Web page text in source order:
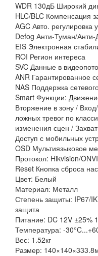
WDR 130дБ Широкий
HLC/BLC Компенсация
AGC Авто. регулировка
Defog Анти-Туман/
EIS Электронная
ROI Регион интереса
SVC Данные в
ANR Гарантированное
NAS Поддержка
Smart Функции:
Вторжение в зону /
ложных тревог по
изменения сцен /
Доступ с мобильных
OSD Мультиязыковое
Протокол: Hikvision/
Reset Кнопка сброса
Цвет: Белый
Материал: Металл
Степень защиты: IP67/
защита
Питание: DC 12V ±25%
Температура: -
Вес: 1.52кг
Размер: